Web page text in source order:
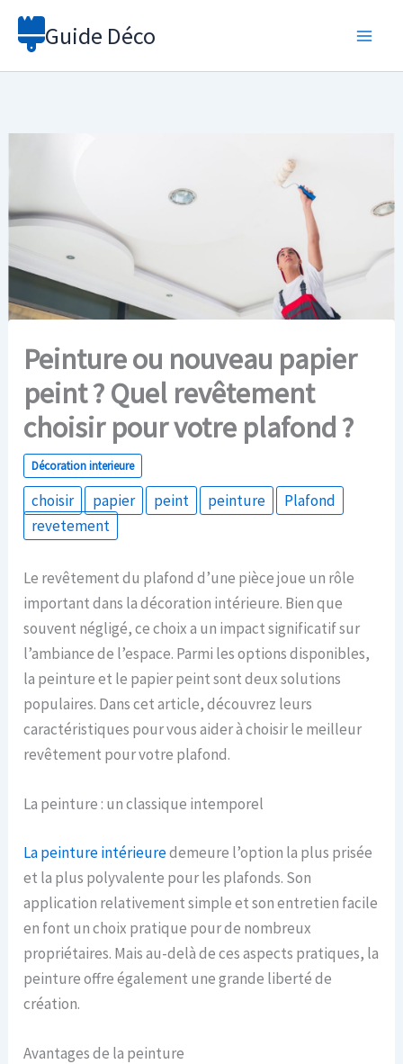
Aller
Guide Déco
Peinture ou nouveau papier
peint ? Quel revêtement
choisir pour votre plafond ?
Décoration interieure
choisir papier peint peinture
Plafond
revetement
Le revêtement du plafond d’une pièce joue un rôle
important dans la décoration intérieure. Bien que
souvent négligé, ce choix a un impact significatif sur
l’ambiance de l’espace. Parmi les options disponibles,
la peinture et le papier peint sont deux solutions
populaires. Dans cet article, découvrez leurs
caractéristiques pour vous aider à choisir le meilleur
revêtement pour votre plafond.
La peinture : un classique intemporel
La peinture intérieuredemeure l’option la plus prisée
et la plus polyvalente pour les plafonds. Son
application relativement simple et son entretien facile
en font un choix pratique pour de nombreux
propriétaires. Mais au-delà de ces aspects pratiques, la
peinture offre également une grande liberté de
création.
Avantages de la peinture